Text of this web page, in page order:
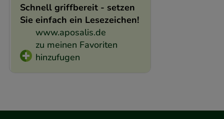
Schnell griffbereit - setzen
Sie einfach ein Lesezeichen!
www.aposalis.de
zu meinen Favoriten
hinzufugen